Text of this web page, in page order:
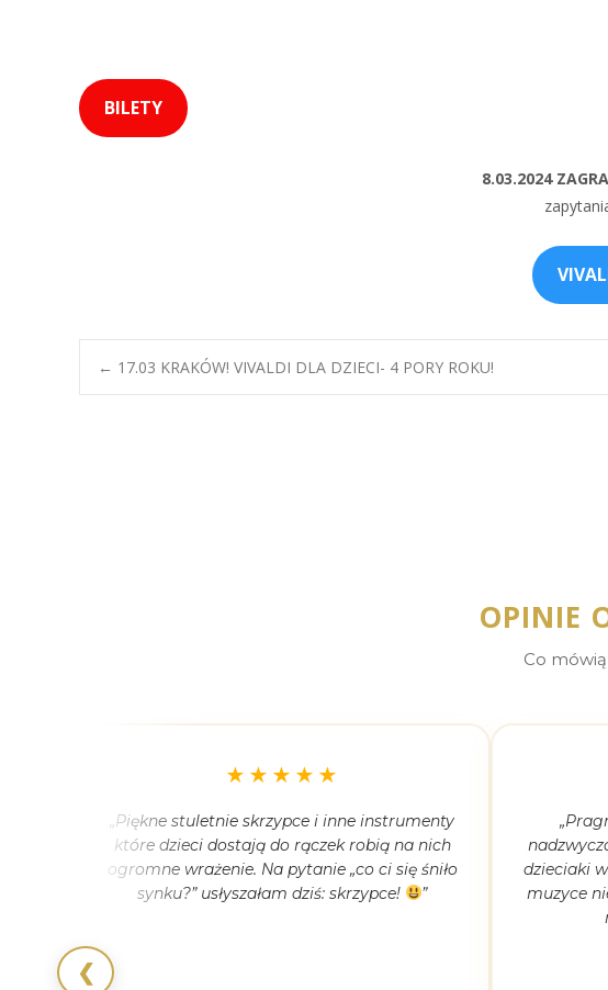
BILETY
8.03.2024
Post
← 17.03 KRAKÓW! VIVALDI DLA DZIECI- 4 PORY ROKU!
OPINIE
Co
❮
★★★★★
„Piękne stuletnie skrzypce i inne instrumenty
które dzieci dostają do rączek robią na nich
ogromne wrażenie. Na pytanie „co ci się śniło
synku?” usłyszałam dziś: skrzypce!
”
dzieciaki
muzyce